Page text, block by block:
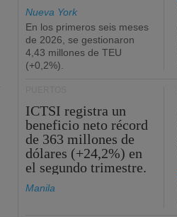
Nueva York
En los primeros seis meses
de 2026, se gestionaron
4,43 millones de TEU
(+0,2%).
ICTSI registra un
beneficio neto récord
de 363 millones de
dólares (+24,2%) en
el segundo trimestre.
Manila